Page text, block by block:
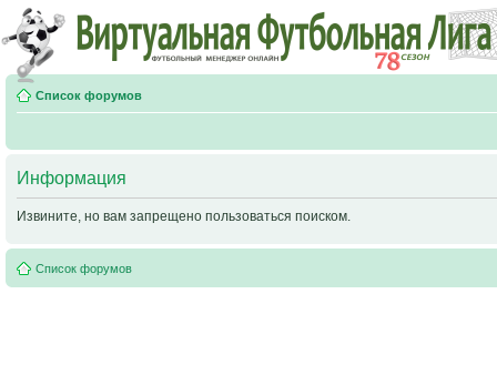
Список форумов
Информация
Извините, но вам запрещено пользоваться поиском.
Список форумов